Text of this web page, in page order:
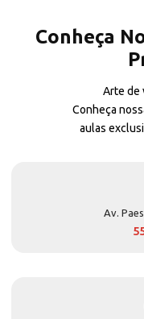
Conheça
Arte de
Conheça
aulas
Av.